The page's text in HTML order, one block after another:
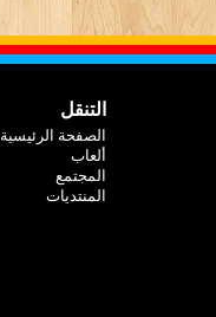
التنقل
الصفحة الرئيسية
ألعاب
المجتمع
المنتديات